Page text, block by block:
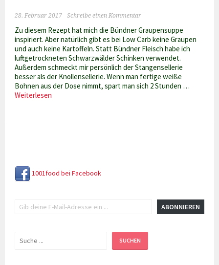
28. Februar 2017 Schreibe einen Kommentar
Zu diesem Rezept hat mich die Bündner Graupensuppe
inspiriert. Aber natürlich gibt es bei Low Carb keine Graupen
und auch keine Kartoffeln. Statt Bündner Fleisch habe ich
luftgetrockneten Schwarzwälder Schinken verwendet.
Außerdem schmeckt mir persönlich der Stangensellerie
besser als der Knollensellerie. Wenn man fertige weiße
Bohnen aus der Dose nimmt, spart man sich 2 Stunden …
Weiterlesen
1001food bei Facebook
ABONNIEREN
Suchen SUCHEN